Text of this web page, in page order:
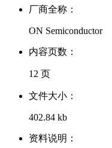
厂商全称：
ON Semiconductor
内容页数：
12 页
文件大小：
402.84 kb
资料说明：